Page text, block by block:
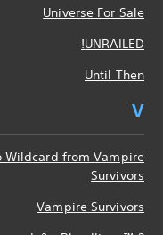
Universe For Sale
UNRAILED!
Until Then
V
Wildcard from Vampire
Survivors
Vampire Survivors